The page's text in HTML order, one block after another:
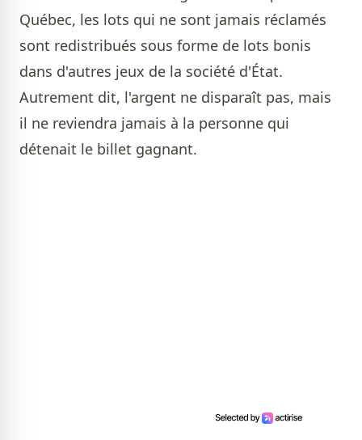
Québec, les lots qui ne sont jamais réclamés
sont redistribués sous forme de lots bonis
dans d'autres jeux de la société d'État.
Autrement dit, l'argent ne disparaît pas, mais
il ne reviendra jamais à la personne qui
détenait le billet gagnant.